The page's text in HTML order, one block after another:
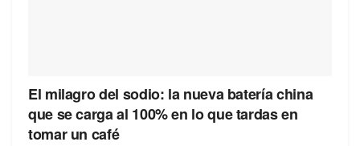
El milagro del sodio: la nueva batería china
que se carga al 100% en lo que tardas en
tomar un café